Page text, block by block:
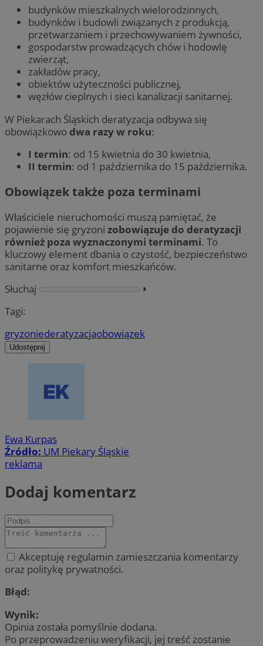
budynków mieszkalnych wielorodzinnych,
budynków i budowli związanych z produkcją,
przetwarzaniem i przechowywaniem żywności,
gospodarstw prowadzących chów i hodowlę
zwierząt,
zakładów pracy,
obiektów użyteczności publicznej,
węzłów cieplnych i sieci kanalizacji sanitarnej.
W Piekarach Śląskich deratyzacja odbywa się
obowiązkowo dwa razy w roku:
I termin: od 15 kwietnia do 30 kwietnia,
II termin: od 1 października do 15 października.
Obowiązek także poza terminami
Właściciele nieruchomości muszą pamiętać, że
pojawienie się gryzoni zobowiązuje do deratyzacji
również poza wyznaczonymi terminami. To
kluczowy element dbania o czystość, bezpieczeństwo
sanitarne oraz komfort mieszkańców.
Słuchaj
⏵︎
Tagi:
gryzoniederatyzacjaobowiązek
Udostępnij
Ewa Kurpas
Źródło: UM Piekary Śląskie
reklama
Dodaj komentarz
Akceptuję regulamin zamieszczania komentarzy
oraz politykę prywatności.
Błąd:
Wynik:
Opinia została pomyślnie dodana.
Po przeprowadzeniu weryfikacji, jej treść zostanie